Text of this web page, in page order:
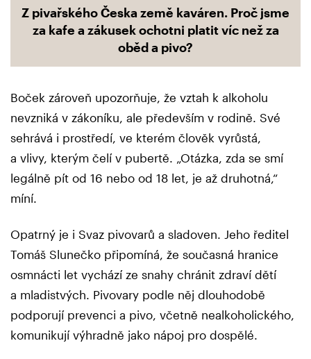
Z pivařského Česka země kaváren. Proč jsme
za kafe a zákusek ochotni platit víc než za
oběd a pivo?
Boček zároveň upozorňuje, že vztah k alkoholu
nevzniká v zákoníku, ale především v rodině. Své
sehrává i prostředí, ve kterém člověk vyrůstá,
a vlivy, kterým čelí v pubertě. „Otázka, zda se smí
legálně pít od 16 nebo od 18 let, je až druhotná,“
míní.
Opatrný je i Svaz pivovarů a sladoven. Jeho ředitel
Tomáš Slunečko připomíná, že současná hranice
osmnácti let vychází ze snahy chránit zdraví dětí
a mladistvých. Pivovary podle něj dlouhodobě
podporují prevenci a pivo, včetně nealkoholického,
komunikují výhradně jako nápoj pro dospělé.